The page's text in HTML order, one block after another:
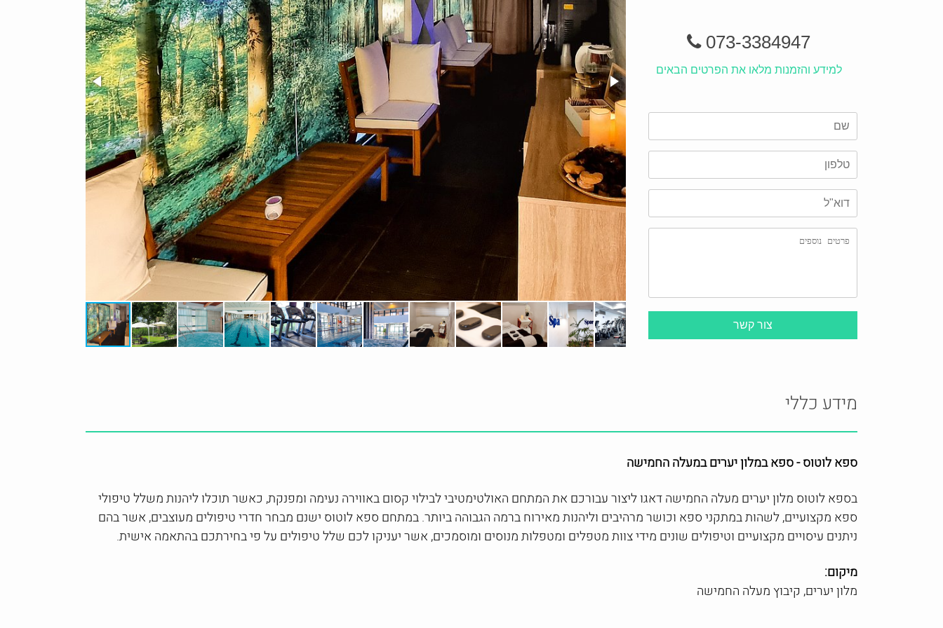
073-3384947
למידע והזמנות מלאו את הפרטים הבאים
מידע כללי
ספא לוטוס- ספא במלון יערים במעלה החמישה
בספא לוטוס מלון יערים מעלה החמישה דאגו ליצור עבורכם את המתחם האולטימטיבי לבילוי קסום באווירה נעימה ומפנקת, כאשר תוכלו ליהנות משלל טיפולי
ספא מקצועיים, לשהות במתקני ספא וכושר מרהיבים וליהנות מאירוח ברמה הגבוהה ביותר. במתחם ספא לוטוס ישנם מבחר חדרי טיפולים מעוצבים, אשר בהם
ניתנים עיסויים מקצועיים וטיפולים שונים מידי צוות מטפלים ומטפלות מנוסים ומוסמכים, אשר יעניקו לכם שלל טיפולים על פי בחירתכם בהתאמה אישית.
מיקום:
מלון יערים, קיבוץ מעלה החמישה